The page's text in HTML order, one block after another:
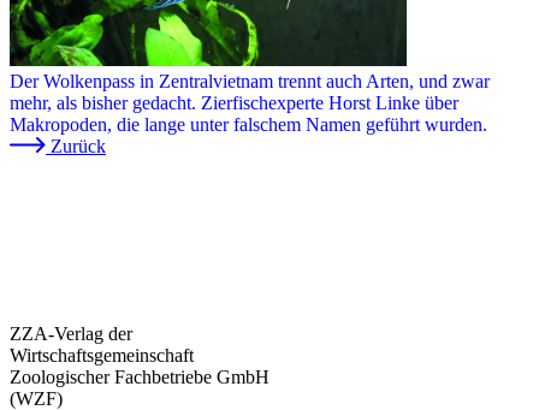
Der Wolkenpass in Zentralvietnam trennt auch Arten, und zwar
mehr, als bisher gedacht. Zierfischexperte Horst Linke über
Makropoden, die lange unter falschem Namen geführt wurden.
Zurück
ZZA-Verlag der
Wirtschaftsgemeinschaft
Zoologischer Fachbetriebe GmbH
(WZF)